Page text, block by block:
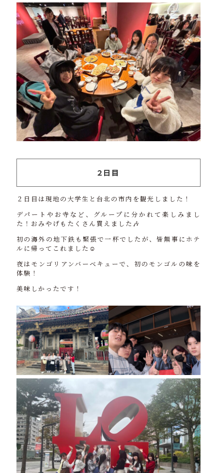
２日目
２日目は現地の大学生と台北の市内を観光しました！
デパートやお寺など、グループに分かれて楽しみまし
た！おみやげもたくさん買えました🎶
初の海外の地下鉄も緊張で一杯でしたが、皆無事にホテ
ルに帰ってこれました☺️
夜はモンゴリアンバーベキューで、初のモンゴルの味を
体験！
美味しかったです！